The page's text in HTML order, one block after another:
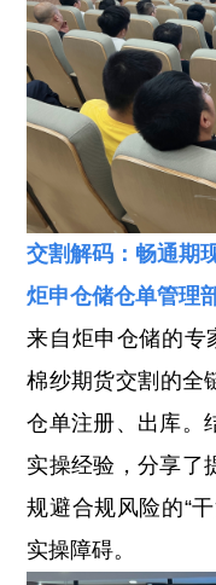
交割解码：畅通期
炬申仓储仓单管理
来自炬申仓储的专
棉纱期货交割的
仓单注册、出库。
实操经验，分享了
规避合规风险的“
实操障碍。